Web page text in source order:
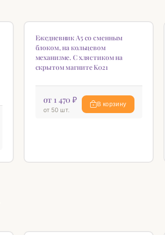
Ежедневник А5 со сменным
блоком, на кольцевом
механизме. С хлястиком на
скрытом магните K021
от 1 470 ₽
от 50 шт.
В корзину